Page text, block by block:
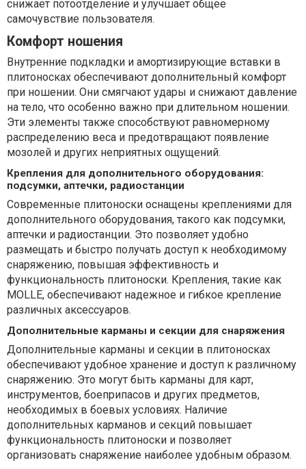
снижает потоотделение и улучшает общее
самочувствие пользователя.
Комфорт ношения
Внутренние подкладки и амортизирующие вставки в
плитоносках обеспечивают дополнительный комфорт
при ношении. Они смягчают удары и снижают давление
на тело, что особенно важно при длительном ношении.
Эти элементы также способствуют равномерному
распределению веса и предотвращают появление
мозолей и других неприятных ощущений.
Крепления для дополнительного оборудования:
подсумки, аптечки, радиостанции
Современные плитоноски оснащены креплениями для
дополнительного оборудования, такого как подсумки,
аптечки и радиостанции. Это позволяет удобно
размещать и быстро получать доступ к необходимому
снаряжению, повышая эффективность и
функциональность плитоноски. Крепления, такие как
MOLLE, обеспечивают надежное и гибкое крепление
различных аксессуаров.
Дополнительные карманы и секции для снаряжения
Дополнительные карманы и секции в плитоносках
обеспечивают удобное хранение и доступ к различному
снаряжению. Это могут быть карманы для карт,
инструментов, боеприпасов и других предметов,
необходимых в боевых условиях. Наличие
дополнительных карманов и секций повышает
функциональность плитоноски и позволяет
организовать снаряжение наиболее удобным образом.